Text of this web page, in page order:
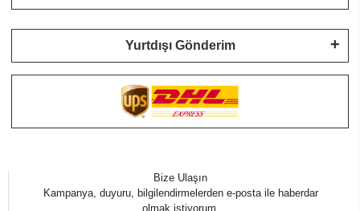
Yurtdışı Gönderim
Bize Ulaşın
Kampanya, duyuru, bilgilendirmelerden e-posta ile haberdar
olmak istiyorum.